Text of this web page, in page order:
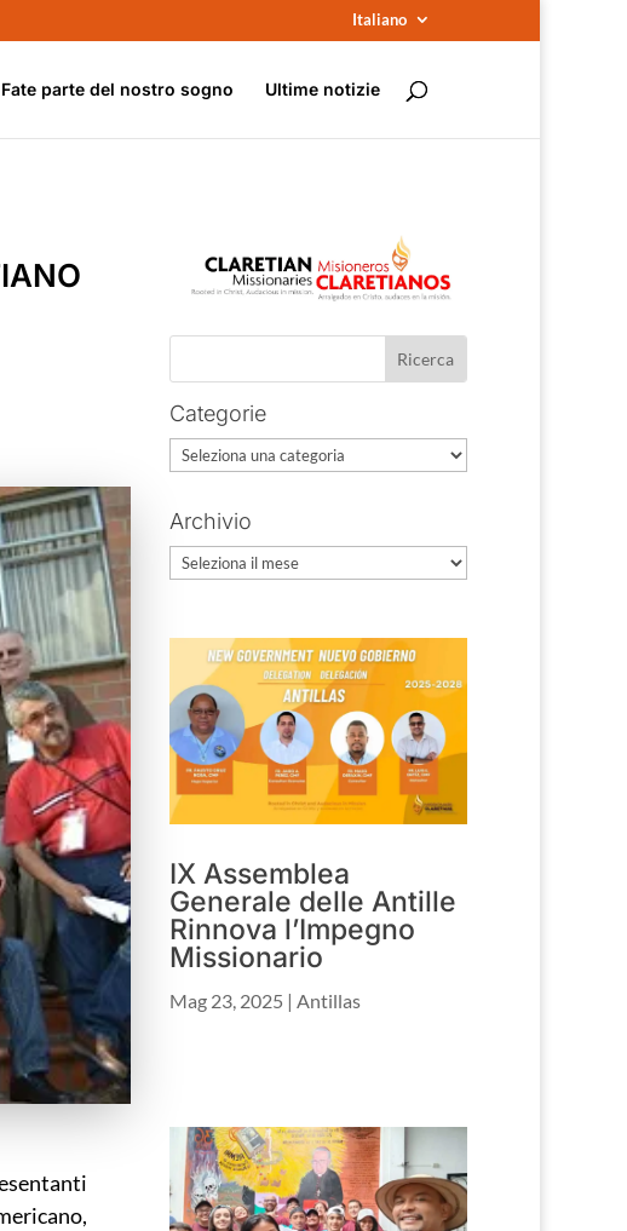
Italiano
Fate parte del nostro sogno Ultime notizie
Categorie
Categorie
Archivio
Archivio
IX Assemblea
Generale delle Antille
Rinnova l’Impegno
Missionario
Mag 23, 2025 |Antillas